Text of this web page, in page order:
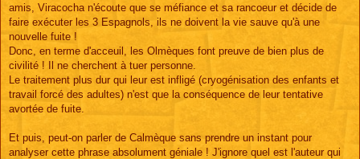
amis, Viracocha n'écoute que se méfiance et sa rancoeur et décide de
faire exécuter les 3 Espagnols, ils ne doivent la vie sauve qu'à une
nouvelle fuite !
Donc, en terme d'acceuil, les Olmèques font preuve de bien plus de
civilité ! Il ne cherchent à tuer personne.
Le traitement plus dur qui leur est infligé (cryogénisation des enfants et
travail forcé des adultes) n'est que la conséquence de leur tentative
avortée de fuite.
Et puis, peut-on parler de Calmèque sans prendre un instant pour
analyser cette phrase absolument géniale ! J'ignore quel est l'auteur qui